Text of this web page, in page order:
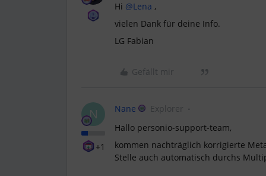
Hi @Lena ,
vielen Dank für deine Info.
LG Fabian
Gefällt mir
N
+1
Nane Explorer
Hallo personio-support-team,
kommen nachträglich korrigierte
Stelle auch automatisch durchs